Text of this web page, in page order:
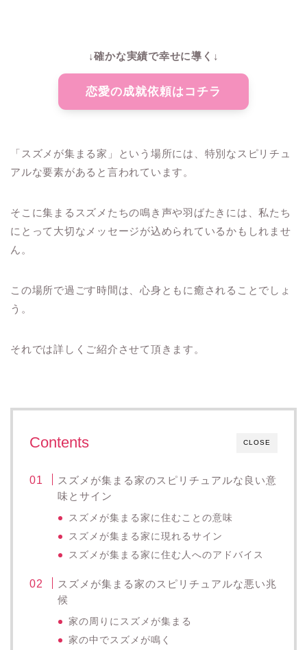
↓確かな実績で幸せに導く↓
恋愛の成就依頼はコチラ
「スズメが集まる家」という場所には、特別なスピリチュ
アルな要素があると言われています。
そこに集まるスズメたちの鳴き声や羽ばたきには、私たち
にとって大切なメッセージが込められているかもしれませ
ん。
この場所で過ごす時間は、心身ともに癒されることでしょ
う。
それでは詳しくご紹介させて頂きます。
CLOSE
Contents
スズメが集まる家のスピリチュアルな良い意
味とサイン
スズメが集まる家に住むことの意味
スズメが集まる家に現れるサイン
スズメが集まる家に住む人へのアドバイス
スズメが集まる家のスピリチュアルな悪い兆
候
家の周りにスズメが集まる
家の中でスズメが鳴く